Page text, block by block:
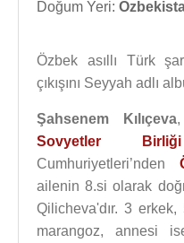
Doğum Yeri:
Özbek asıllı Türk
çıkışını Seyyah adlı
Şahsenem Kılıçeva
Sovyetler Birliği
Cumhuriyetleri’nden
ailenin 8.si olarak
Qilicheva'dır. 3 erkek,
marangoz, annesi